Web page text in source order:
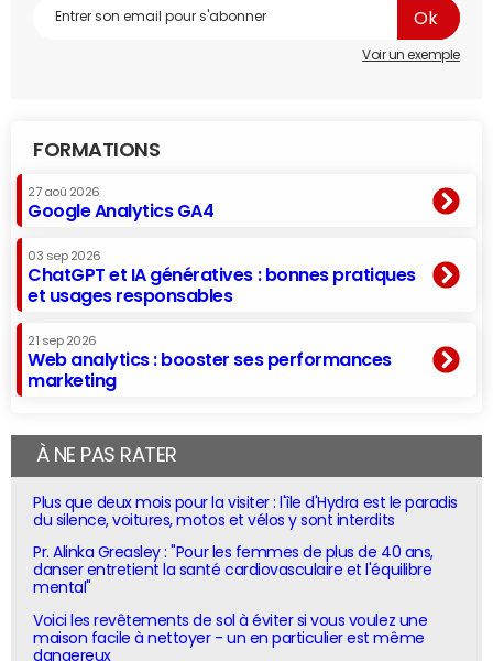
Voir un exemple
FORMATIONS
27 aoû 2026
Google Analytics GA4
03 sep 2026
ChatGPT et IA génératives : bonnes pratiques
et usages responsables
21 sep 2026
Web analytics : booster ses performances
marketing
À NE PAS RATER
Plus que deux mois pour la visiter : l'île d'Hydra est le paradis
du silence, voitures, motos et vélos y sont interdits
Pr. Alinka Greasley : "Pour les femmes de plus de 40 ans,
danser entretient la santé cardiovasculaire et l'équilibre
mental"
Voici les revêtements de sol à éviter si vous voulez une
maison facile à nettoyer - un en particulier est même
dangereux